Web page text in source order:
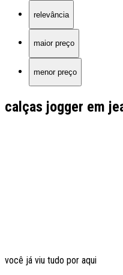
relevância
maior preço
menor preço
calças jogger em
você já viu tudo por aqui